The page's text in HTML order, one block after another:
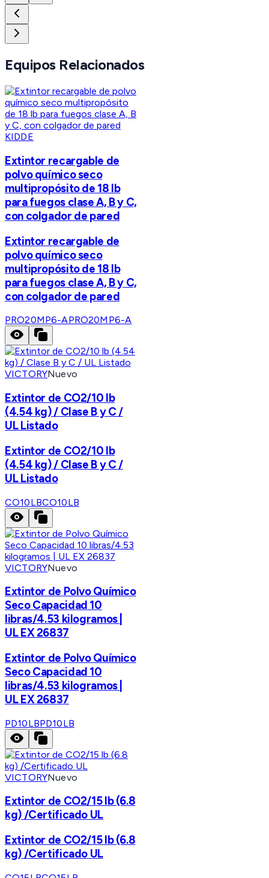
Equipos Relacionados
KIDDE
Extintor recargable de
polvo químico seco
multipropósito de 18 lb
para fuegos clase A, B y C,
con colgador de pared
Extintor recargable de
polvo químico seco
multipropósito de 18 lb
para fuegos clase A, B y C,
con colgador de pared
PRO20MP6-APRO20MP6-A
VICTORYNuevo
Extintor de CO2/10 lb
(4.54 kg) / Clase B y C /
UL Listado
Extintor de CO2/10 lb
(4.54 kg) / Clase B y C /
UL Listado
CO10LBCO10LB
VICTORYNuevo
Extintor de Polvo Químico
Seco Capacidad 10
libras/4.53 kilogramos |
UL EX 26837
Extintor de Polvo Químico
Seco Capacidad 10
libras/4.53 kilogramos |
UL EX 26837
PD10LBPD10LB
VICTORYNuevo
Extintor de CO2/15 lb (6.8
kg) /Certificado UL
Extintor de CO2/15 lb (6.8
kg) /Certificado UL